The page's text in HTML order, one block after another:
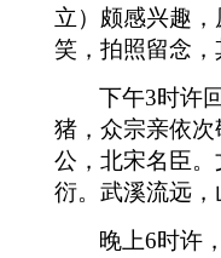
立）颇感兴趣
笑，拍照留念，
下午3时许
猪，众宗亲依
公，北宋名臣
衍。武溪流远
晚上6时许